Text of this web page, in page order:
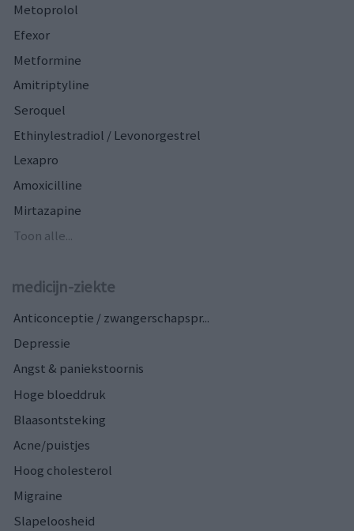
Metoprolol
Efexor
Metformine
Amitriptyline
Seroquel
Ethinylestradiol / Levonorgestrel
Lexapro
Amoxicilline
Mirtazapine
Toon alle...
medicijn-ziekte
Anticonceptie / zwangerschapspr...
Depressie
Angst & paniekstoornis
Hoge bloeddruk
Blaasontsteking
Acne/puistjes
Hoog cholesterol
Migraine
Slapeloosheid